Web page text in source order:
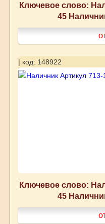
Ключевое слово:
45
| код: 148922
Ключевое слово:
45